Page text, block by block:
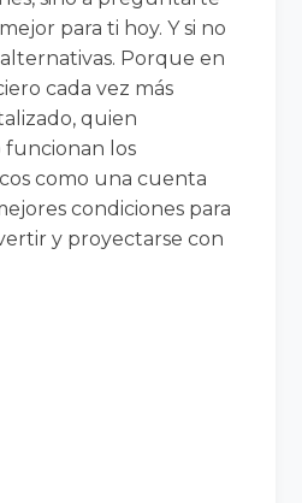
para ti hoy. Y si no
alternativas. Porque en
cada vez más
quien
los
como una cuenta
condiciones para
y proyectarse con